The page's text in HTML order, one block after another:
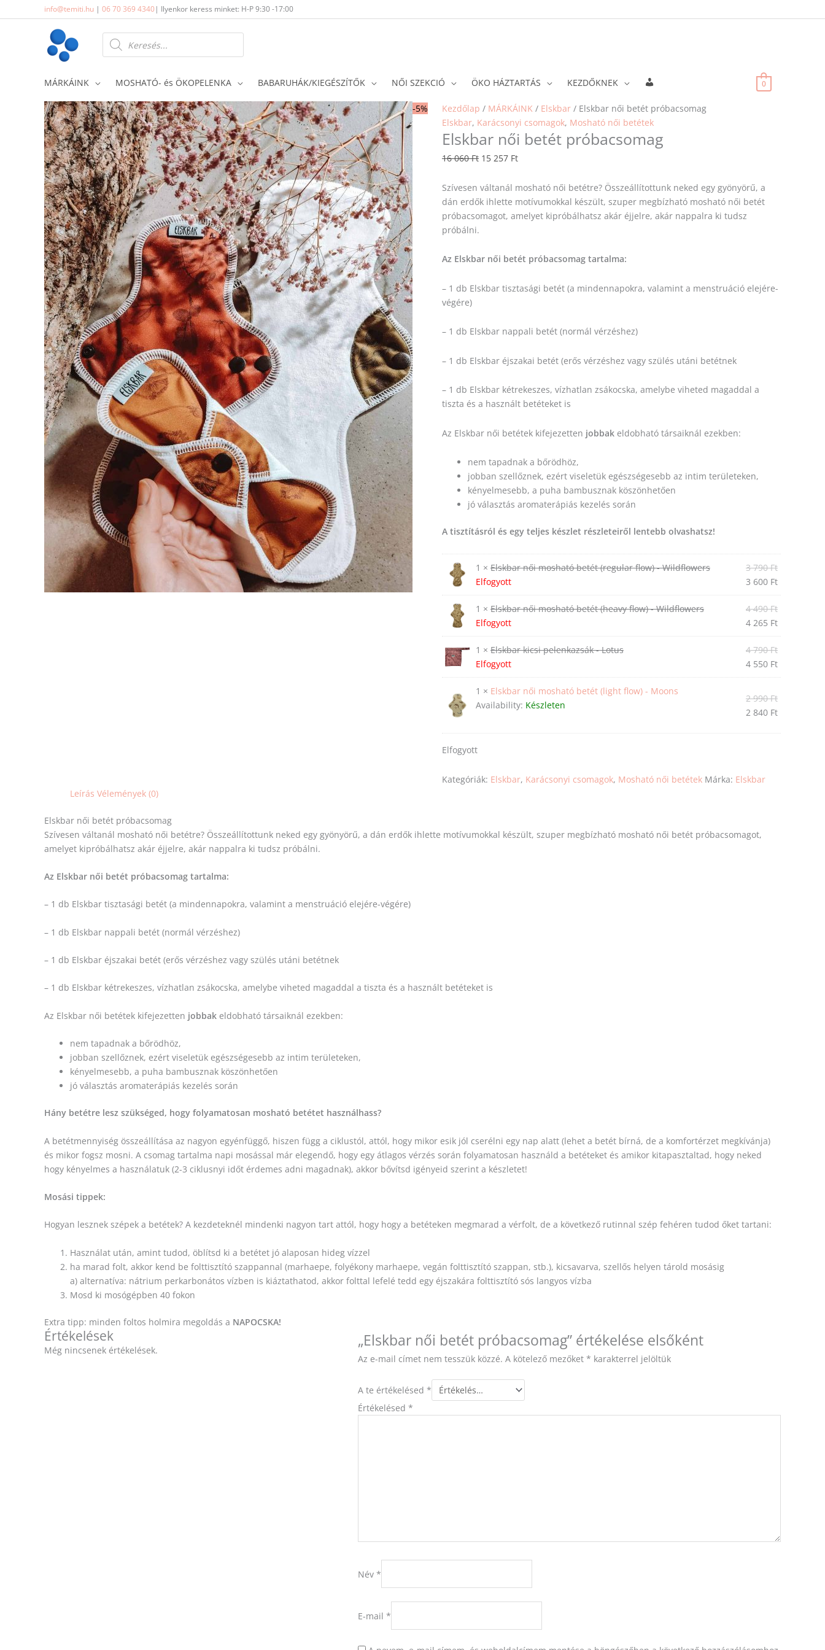
to
info@temiti.hu | 06 70 369 4340| Ilyenkor keress minket: H-P 9:30 -17:00
Products
search
MÁRKÁINK MOSHATÓ- és ÖKOPELENKA BABARUHÁK/KIEGÉSZÍTŐK NŐI SZEKCIÓ ÖKO HÁZTARTÁS KEZDŐKNEK 0
-5% Kezdőlap / MÁRKÁINK / Elskbar / Elskbar női betét próbacsomag
Elskbar, Karácsonyi csomagok, Mosható női betétek
Elskbar női betét próbacsomag
16 060Ft
Original
price
was:
060 Ft.
15 257 Ft
Current
price
is:
257 Ft.
Szívesen váltanál mosható női betétre? Összeállítottunk neked egy gyönyörű, a
dán erdők ihlette motívumokkal készült, szuper megbízható mosható női betét
próbacsomagot, amelyet kipróbálhatsz akár éjjelre, akár nappalra ki tudsz
próbálni.
Az Elskbar női betét próbacsomag tartalma:
– 1 db Elskbar tisztasági betét (a mindennapokra, valamint a menstruáció elejére-
végére)
– 1 db Elskbar nappali betét (normál vérzéshez)
– 1 db Elskbar éjszakai betét (erős vérzéshez vagy szülés utáni betétnek
– 1 db Elskbar kétrekeszes, vízhatlan zsákocska, amelybe viheted magaddal a
tiszta és a használt betéteket is
Az Elskbar női betétek kifejezetten jobbak eldobható társaiknál ezekben:
nem tapadnak a bőrödhöz,
jobban szellőznek, ezért viseletük egészségesebb az intim területeken,
kényelmesebb, a puha bambusznak köszönhetően
jó választás aromaterápiás kezelés során
A tisztításról és egy teljes készlet részleteiről lentebb olvashatsz!
1 × Elskbar női mosható betét (regular flow) - Wildflowers
Elfogyott
3 790Ft
3 600 Ft
1 × Elskbar női mosható betét (heavy flow) - Wildflowers
Elfogyott
4 490Ft
4 265 Ft
1 × Elskbar kicsi pelenkazsák - Lotus
Elfogyott
4 790Ft
4 550 Ft
1 × Elskbar női mosható betét (light flow) - Moons
Availability: Készleten
2 990Ft
2 840 Ft
Elfogyott
Kategóriák: Elskbar, Karácsonyi csomagok, Mosható női betétek Márka: Elskbar
Leírás Vélemények (0)
Elskbar női betét próbacsomag
Szívesen váltanál mosható női betétre? Összeállítottunk neked egy gyönyörű, a dán erdők ihlette motívumokkal készült, szuper megbízható mosható női betét próbacsomagot,
amelyet kipróbálhatsz akár éjjelre, akár nappalra ki tudsz próbálni.
Az Elskbar női betét próbacsomag tartalma:
– 1 db Elskbar tisztasági betét (a mindennapokra, valamint a menstruáció elejére-végére)
– 1 db Elskbar nappali betét (normál vérzéshez)
– 1 db Elskbar éjszakai betét (erős vérzéshez vagy szülés utáni betétnek
– 1 db Elskbar kétrekeszes, vízhatlan zsákocska, amelybe viheted magaddal a tiszta és a használt betéteket is
Az Elskbar női betétek kifejezetten jobbak eldobható társaiknál ezekben:
nem tapadnak a bőrödhöz,
jobban szellőznek, ezért viseletük egészségesebb az intim területeken,
kényelmesebb, a puha bambusznak köszönhetően
jó választás aromaterápiás kezelés során
Hány betétre lesz szükséged, hogy folyamatosan mosható betétet használhass?
A betétmennyiség összeállítása az nagyon egyénfüggő, hiszen függ a ciklustól, attól, hogy mikor esik jól cserélni egy nap alatt (lehet a betét bírná, de a komfortérzet megkívánja)
és mikor fogsz mosni. A csomag tartalma napi mosással már elegendő, hogy egy átlagos vérzés során folyamatosan használd a betéteket és amikor kitapasztaltad, hogy neked
hogy kényelmes a használatuk (2-3 ciklusnyi időt érdemes adni magadnak), akkor bővítsd igényeid szerint a készletet!
Mosási tippek:
Hogyan lesznek szépek a betétek? A kezdeteknél mindenki nagyon tart attól, hogy hogy a betéteken megmarad a vérfolt, de a következő rutinnal szép fehéren tudod őket tartani:
Használat után, amint tudod, öblítsd ki a betétet jó alaposan hideg vízzel
ha marad folt, akkor kend be folttisztító szappannal (marhaepe, folyékony marhaepe, vegán folttisztító szappan, stb.), kicsavarva, szellős helyen tárold mosásig
a) alternatíva: nátrium perkarbonátos vízben is kiáztathatod, akkor folttal lefelé tedd egy éjszakára folttisztító sós langyos vízba
Mosd ki mosógépben 40 fokon
Extra tipp: minden foltos holmira megoldás a NAPOCSKA!
Értékelések
Még nincsenek értékelések.
„Elskbar női betét próbacsomag” értékelése elsőként
Az e-mail címet nem tesszük közzé. A kötelező mezőket * karakterrel jelöltük
A te értékelésed *
Értékelésed *
Név *
E-mail *